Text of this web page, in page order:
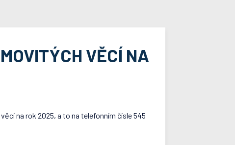
VĚCÍ NA
na rok 2025, a to na telefonním čísle 545